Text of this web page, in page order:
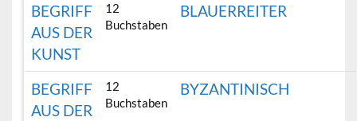
BEGRIFF
AUS DER
KUNST
12
Buchstaben
BLAUERREITER
BEGRIFF
AUS DER
12
Buchstaben
BYZANTINISCH